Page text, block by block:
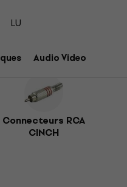
LU
Audio Video
Connecteurs RCA
CINCH